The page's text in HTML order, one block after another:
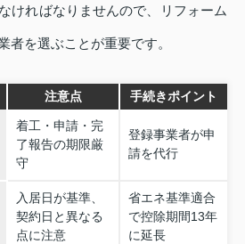
ければなりませんので、リフォーム
者を選ぶことが重要です。
注意点 手続きポイント
着工・申請・完
了報告の期限厳
守
登録事業者が申
請を代行
入居日が基準、
契約日と異なる
点に注意
省エネ基準適合
で控除期間13年
に延長